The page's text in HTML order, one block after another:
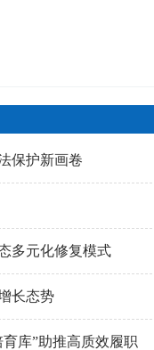
保护新画卷
多元化修复模式
长态势
库”助推高质效履职